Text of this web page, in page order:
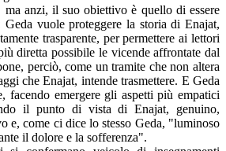
anzi, il suo obiettivo è quello di essere
vuole proteggere la storia di Enajat,
trasparente, per permettere ai lettori
diretta possibile le vicende affrontate dal
perciò, come un tramite che non altera
che Enajat, intende trasmettere. E Geda
facendo emergere gli aspetti più empatici
il punto di vista di Enajat, genuino,
e, come ci dice lo stesso Geda, "luminoso
il dolore e la sofferenza".